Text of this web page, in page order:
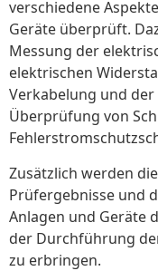
verschiedene
Geräte überprüft.
Messung der
elektrischen
Verkabelung und
Überprüfung von
Zusätzlich werden
Prüfergebnisse und
Anlagen und Geräte
der Durchführung
zu erbringen.